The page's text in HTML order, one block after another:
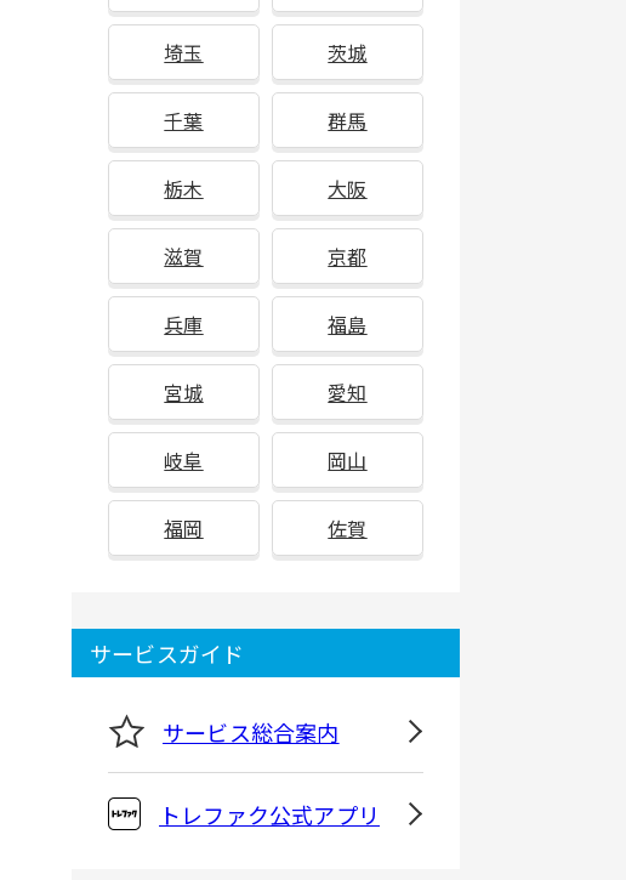
埼玉 茨城
千葉 群馬
栃木 大阪
滋賀 京都
兵庫 福島
宮城 愛知
岐阜 岡山
福岡 佐賀
サービスガイド
サービス総合案内
トレファク公式アプリ